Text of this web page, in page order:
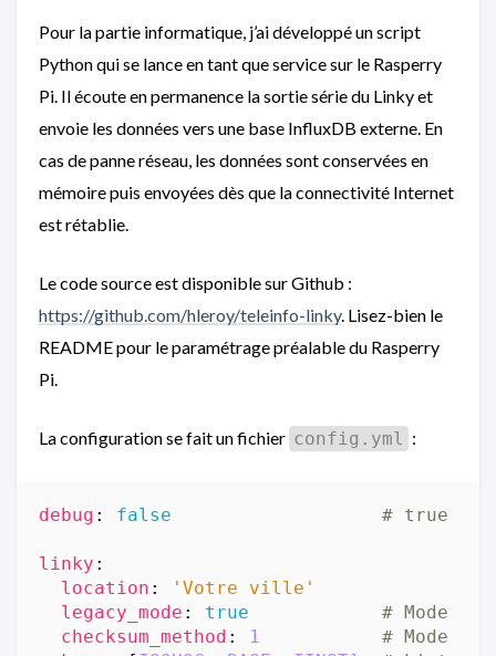
Pour la partie informatique, j’ai développé un script
Python qui se lance en tant que service sur le Rasperry
Pi. Il écoute en permanence la sortie série du Linky et
envoie les données vers une base InfluxDB externe. En
cas de panne réseau, les données sont conservées en
mémoire puis envoyées dès que la connectivité Internet
est rétablie.
Le code source est disponible sur Github :
https://github.com/hleroy/teleinfo-linky. Lisez-bien le
README pour le paramétrage préalable du Rasperry
Pi.
La configuration se fait un fichier config.yml :
debug : false # true
linky :
location :
'Votre ville'
legacy_mode : true
# Mode
checksum_method : 1
# Mode